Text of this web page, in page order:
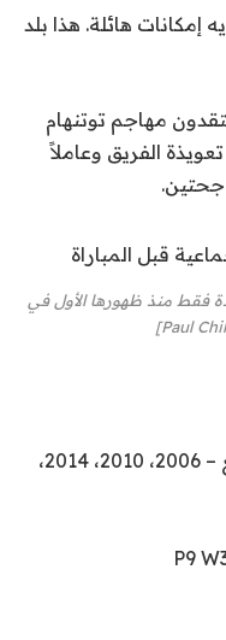
إمكانات هائلة. هذا بلد
مهاجم توتنهام
الفريق وعاملاً
فقط منذ ظهورها الأول في
الرابع – 2006، 2010، 2014،